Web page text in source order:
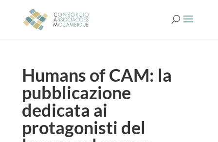
Humans of CAM: la
pubblicazione
dedicata ai
protagonisti del